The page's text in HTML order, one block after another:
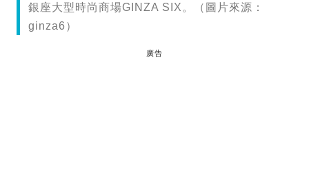
銀座大型時尚商場GINZA SIX。（圖片來源：
ginza6）
廣告